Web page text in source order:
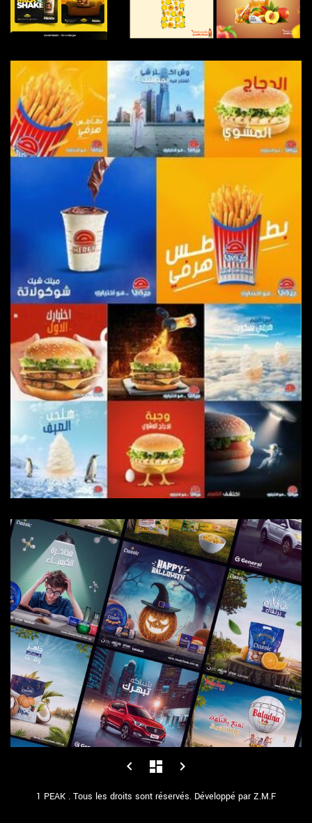
Navigation
de
keyboard_arrow_left prev
postPrevious
keyboard_arrow_right
dashboard
1 PEAK . Tous les droits sont réservés. Développé par Z.M.F